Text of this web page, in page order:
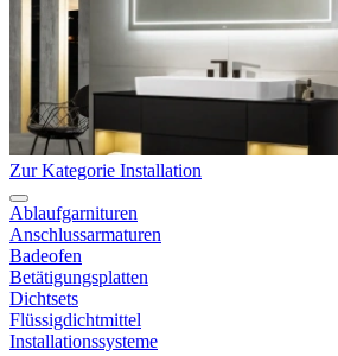
Zur Kategorie Installation
Ablaufgarnituren
Anschlussarmaturen
Badeofen
Betätigungsplatten
Dichtsets
Flüssigdichtmittel
Installationssysteme